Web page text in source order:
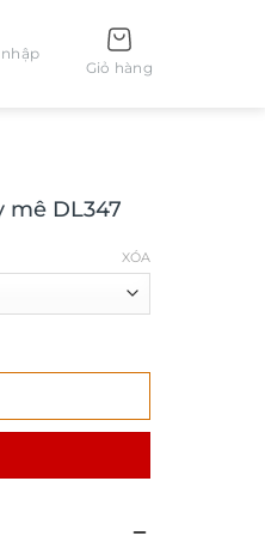
Giỏ hàng
mê DL347
XÓA
số lượng